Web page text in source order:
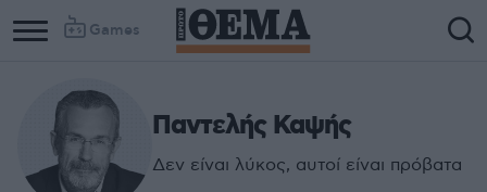
Games
Παντελής Καψής
Δεν είναι λύκος, αυτοί είναι πρόβατα